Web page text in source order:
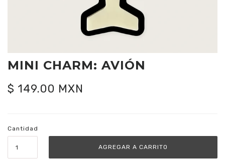
MINI CHARM: AVIÓN
$ 149.00 MXN
Cantidad